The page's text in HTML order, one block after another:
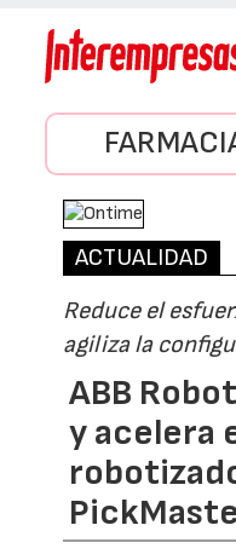
ACTUALIDAD
Reduce el
agiliza la
ABB
y acelera